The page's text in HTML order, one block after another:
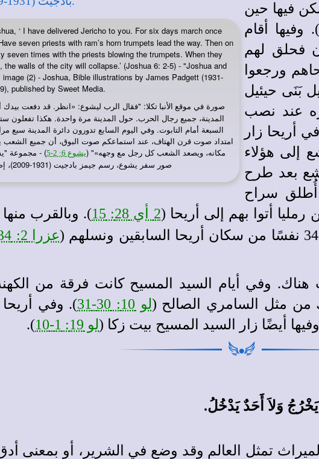
‘ I have delivered Jericho to you. For six days march once
seven priests with ram’s horn trumpets lead the way. Then on
seven times with the priests blowing the trumpets. When they
walls of the city will collapse.’ (Joshua 6: 2-5) - "Joshua and
(2) - Joshua, Bible illustrations by James Padgett (1931-
published by Sweet Media.
صورة في موقع الأنبا تكلا: "فقال الرب ليشوع: «انظر. قد دفعت بيدك
المدينة، جميع رجال الحرب. حول المدينة مرة واحدة. هكذا تفعلون
السبعة أمام التابوت. وفي اليوم السابع تدورون دائرة المدينة سبع
امتداد صوت قرن الهتاف، عند استماعكم صوت البوق، أن جميع الشعب
مكانه، ويصعد الشعب كل رجل مع وجهه»" (يشوع 6: 2-5 ) - مجموعة
صور سفر يشوع، رسم جيمز بادجيت (1931-2009)، إصدار شركة سويت ميديا.
فيها حين
). وفيها أقام
فحلق لهم
ورجعوا
بَنَى حيئيل
عند نصب
أريحا زار
إلى هؤلاء
بعد طرح
أُطلق سراح
أتوا بهم إلى أريحا (2 أي 28: 15
). وبالقرب
عزرا 2: 34
وفي أيام السيد المسيح كانت فرقة من
من مثل السامري الصالح (لو 10: 30-31
). وفي أريحا
أيضًا زار السيد المسيح بيت زكا (لو 19: 1-10 ).
تمثل العالم وقد وضع في الشرير، أو بمعنى